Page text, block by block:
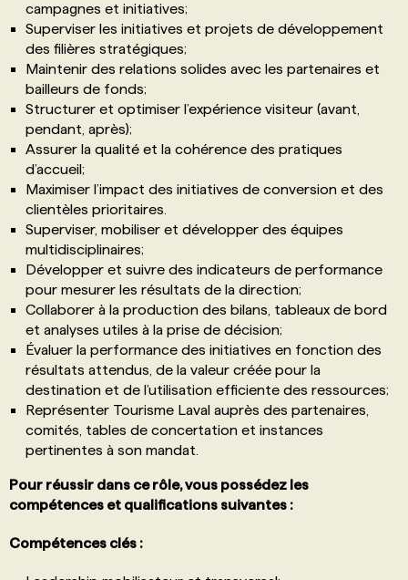
campagnes et initiatives;
Superviser les initiatives et projets de développement
des filières stratégiques;
Maintenir des relations solides avec les partenaires et
bailleurs de fonds;
Structurer et optimiser l’expérience visiteur (avant,
pendant, après);
Assurer la qualité et la cohérence des pratiques
d’accueil;
Maximiser l’impact des initiatives de conversion et des
clientèles prioritaires.
Superviser, mobiliser et développer des équipes
multidisciplinaires;
Développer et suivre des indicateurs de performance
pour mesurer les résultats de la direction;
Collaborer à la production des bilans, tableaux de bord
et analyses utiles à la prise de décision;
Évaluer la performance des initiatives en fonction des
résultats attendus, de la valeur créée pour la
destination et de l’utilisation efficiente des ressources;
Représenter Tourisme Laval auprès des partenaires,
comités, tables de concertation et instances
pertinentes à son mandat.
Pour réussir dans ce rôle, vous possédez les
compétences et qualifications suivantes :
Compétences clés :